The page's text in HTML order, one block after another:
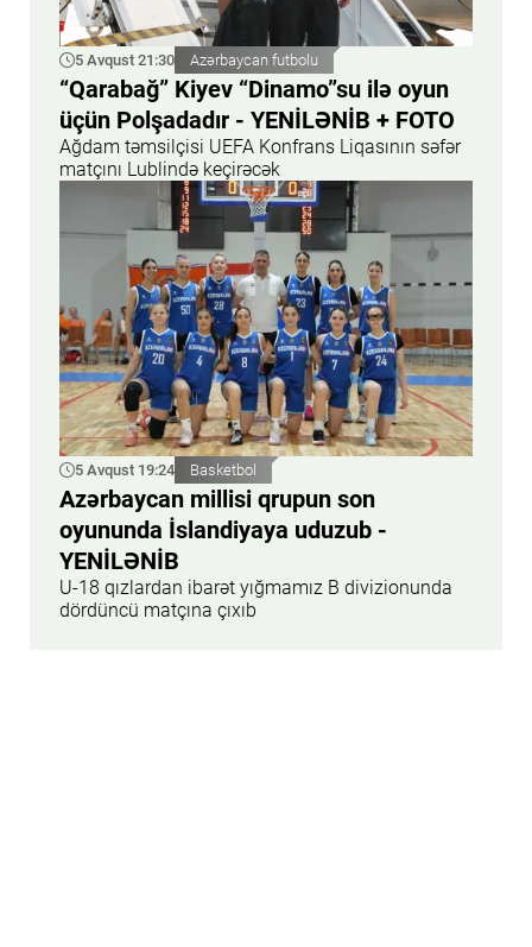
5 Avqust 21:30 Azərbaycan futbolu
“Qarabağ” Kiyev “Dinamo”su ilə oyun
üçün Polşadadır - YENİLƏNİB + FOTO
Ağdam təmsilçisi UEFA Konfrans Liqasının səfər
matçını Lublində keçirəcək
5 Avqust 19:24 Basketbol
Azərbaycan millisi qrupun son
oyununda İslandiyaya uduzub -
YENİLƏNİB
U-18 qızlardan ibarət yığmamız B divizionunda
dördüncü matçına çıxıb